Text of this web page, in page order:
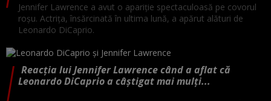
Jennifer Lawrence a avut o apariție spectaculoasă pe covorul
roșu. Actrița, însărcinată în ultima lună, a apărut alături de
Leonardo DiCaprio.
Reacția lui Jennifer Lawrence când a aflat că
Leonardo DiCaprio a câștigat mai mulți...